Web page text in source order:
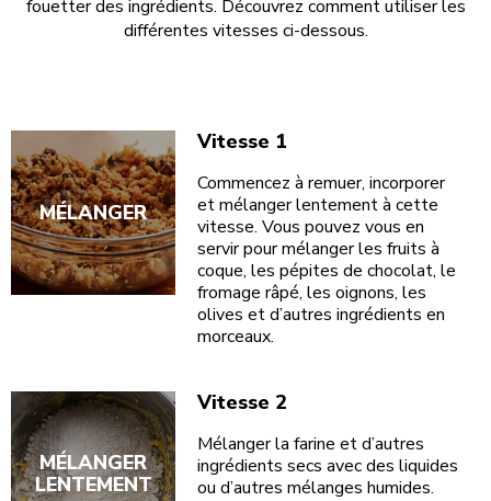
fouetter des ingrédients. Découvrez comment utiliser les
différentes vitesses ci-dessous.
Vitesse 1
Commencez à remuer, incorporer
et mélanger lentement à cette
vitesse. Vous pouvez vous en
servir pour mélanger les fruits à
coque, les pépites de chocolat, le
fromage râpé, les oignons, les
olives et d’autres ingrédients en
morceaux.
MÉLANGER
Vitesse 2
Mélanger la farine et d’autres
ingrédients secs avec des liquides
ou d’autres mélanges humides.
MÉLANGER
LENTEMENT